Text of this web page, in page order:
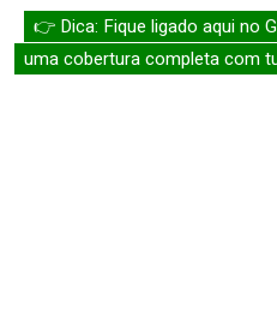
👉 Dica: Fique ligado aqui no
uma cobertura completa com